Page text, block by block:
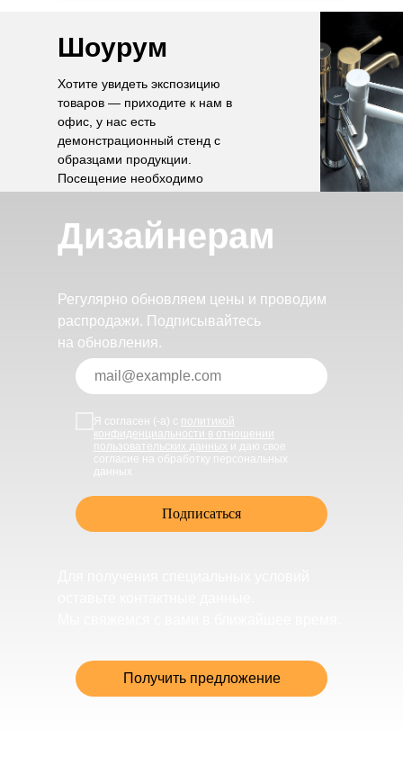
Шоурум
Хотите увидеть экспозицию
товаров — приходите к нам в
офис, у нас есть
демонстрационный стенд с
образцами продукции.
Посещение необходимо
Дизайнерам
Регулярно обновляем цены и проводим
распродажи. Подписывайтесь
на обновления.
Я согласен (-а) с политикой
конфиденциальности в отношении
пользовательских данных и даю свое
согласие на обработку персональных
данных
Подписаться
Получить предложение